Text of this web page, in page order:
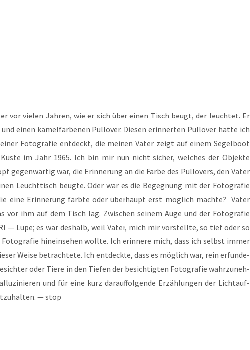
vor vie­len Jah­ren, wie er sich über einen Tisch beugt, der leuch­tet. Er
einen kamel­far­be­nen Pull­over. Die­sen erin­ner­ten Pull­over hat­te ich
Foto­gra­fie ent­deckt, die mei­nen Vater zeigt auf einem Segel­boot
im Jahr 1965. Ich bin mir nun nicht sicher, wel­ches der Objek­te
gegen­wär­tig war, die Erin­ne­rung an die Far­be des Pull­overs, den Vater
Leucht­tisch beug­te. Oder war es die Begeg­nung mit der Foto­gra­fie
eine Erin­ne­rung färb­te oder über­haupt erst mög­lich mach­te? Vater
vor ihm auf dem Tisch lag. Zwi­schen sei­nem Auge und der Foto­gra­fie
— Lupe; es war des­halb, weil Vater, mich mir vor­stell­te, so tief oder so
hin­ein­se­hen woll­te. Ich erin­ne­re mich, dass ich selbst immer
Wei­se betrach­te­te. Ich ent­deck­te, dass es mög­lich war, rein erfun­de­
oder Tie­re in den Tie­fen der besich­tig­ten Foto­gra­fie wahr­zu­neh­
und für eine kurz dar­auf­fol­gen­de Erzäh­lun­gen der Licht­auf­
— stop